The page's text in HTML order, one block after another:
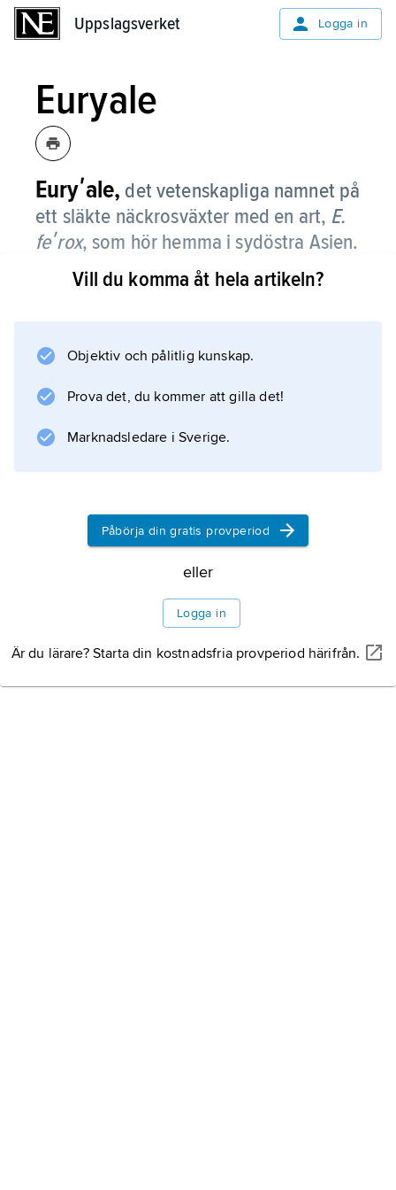
Uppslagsverket Logga in
Euryale
Euryʹale, det vetenskapliga namnet på
ett släkte näckrosväxter med en art, E.
feʹrox, som hör hemma i sydöstra Asien.
Man har funnit fossil av arten i Europa. Den
bl.a. i Kina och Japan. De torkas också och är
rötter är ätliga. Arten har odlats i Kina i 3 000
Vill du komma åt hela artikeln?
Objektiv och pålitlig kunskap.
Prova det, du kommer att gilla det!
Marknadsledare i Sverige.
Påbörja din gratis provperiod
eller
Logga in
Är du lärare? Starta din kostnadsfria provperiod härifrån.